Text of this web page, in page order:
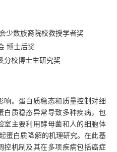
数族裔院校教授学者奖
博士后奖
校博士生研究奖
。蛋白质稳态和质量控制对细
质稳态异常导致多种疾病，包
主要利用酵母菌和人的细胞体
蛋白质降解的机理研究。在此基
机制及其在多项疾病包括癌症